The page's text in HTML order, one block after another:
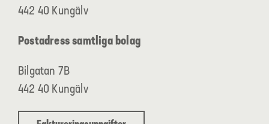
442 40 Kungälv
Postadress samtliga bolag
Bilgatan 7B
442 40 Kungälv